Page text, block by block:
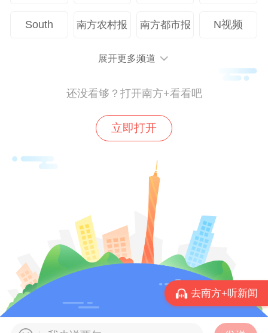
学党委书记王恒胤表示，学校发挥党委领导
核心作用，制定《学校总体建设纲要》，明
确事业发展方向。此外，高质量落实书记校
长上“思政第一课”，各级党组织深入学习党
华师物理学院入选教育部首批立德树人机制
获省教学成果奖一等奖。
广东技术师范大学党委书记王兵介绍，该校
突出思想引领，推进思政课改革创新。2025
年新入选全省党建工作标杆院系1个，样板
支部7个，发展高知党员数量稳中有升。在
筑牢党建堡垒的基础上，打造“思政+志愿服
务”新品牌，选派6名教师和423名学生参与
十五运会和残特奥会志愿服务，累计服务群
South 南方农村报 南方都市报 N视频
展开更多频道
还没看够？打开南方+看看吧
立即打开
去南方+听新闻